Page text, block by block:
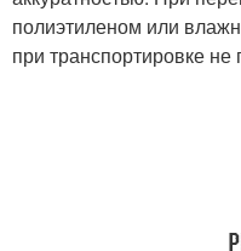
полиэтиленом или
при транспортировке